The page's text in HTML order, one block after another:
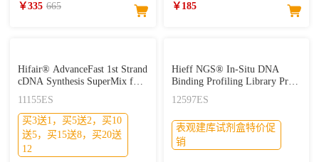
￥335 665 ￥185
Hifair® AdvanceFast 1st Strand
cDNA Synthesis SuperMix for
qPCR (DNA digester plus)
11155ES
买3送1，买5送2，买10
送5，买15送8，买20送
12
Hieff NGS® In-Situ DNA
Binding Profiling Library Prep
Kit for Illumina® V2
CUT&Tag试剂盒（单靶标）
12597ES
表观建库试剂盒特价促
销